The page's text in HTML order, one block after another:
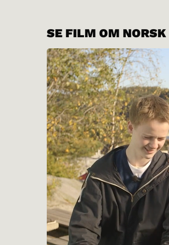
SE FILM OM NORSK